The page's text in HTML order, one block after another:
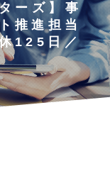
ーズ】事
推進担当
125日／